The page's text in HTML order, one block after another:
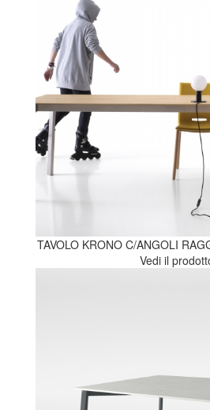
TAVOLO KRONO C/ANGOLI
Vedi il